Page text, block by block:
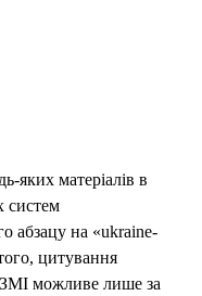
яких матеріалів в
систем
абзацу на «ukraine-
цитування
ЗМІ можливе лише за